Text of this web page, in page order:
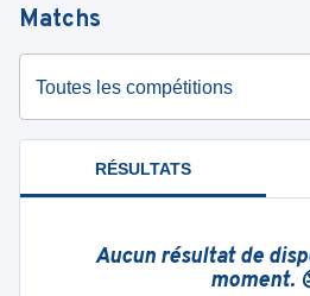
Matchs
Toutes les compétitions
RÉSULTATS
Aucun résultat de
moment.